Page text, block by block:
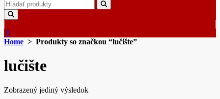
Search
for:
0
Home > Produkty so značkou “lučište”
lučište
Zobrazený jediný výsledok